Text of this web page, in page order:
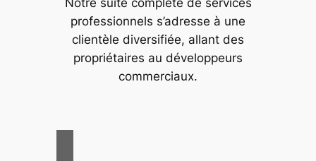
Notre suite complète de services
professionnels s’adresse à une
clientèle diversifiée, allant des
propriétaires au développeurs
commerciaux.